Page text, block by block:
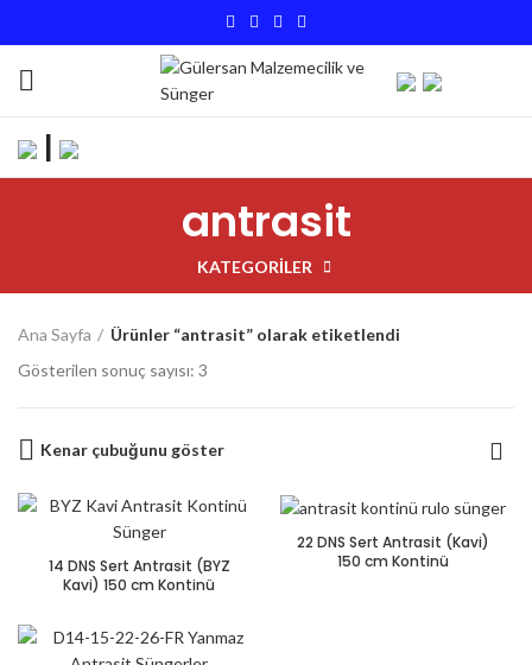
|
antrasit
KATEGORILER
Ana Sayfa
Ürünler “antrasit” olarak etiketlendi
Gösterilen sonuç sayısı: 3
Kenar çubuğunu göster
14 DNS Sert Antrasit (BYZ
Kavi) 150 cm Kontinü
22 DNS Sert Antrasit (Kavi)
150 cm Kontinü